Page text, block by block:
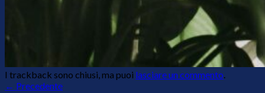
I trackback sono chiusi, ma puoi lasciare un commento.
← Precedente